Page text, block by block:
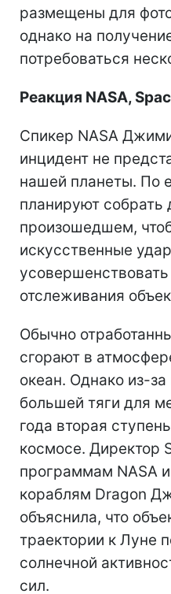
размещены для
однако на
потребоваться
Реакция NASA,
Спикер NASA
инцидент не
нашей планеты. По
планируют собрать
произошедшем,
искусственные
отслеживания
Обычно
сгорают в
океан. Однако из-
большей тяги для
года вторая
космосе. Директор
программам NASA
кораблям Dragon
объяснила, что
траектории к Луне
солнечной
сил.